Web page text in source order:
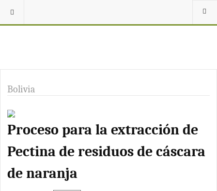
Bolivia
Proceso para la extracción de
Pectina de residuos de cáscara
de naranja